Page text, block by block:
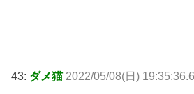
43: ダメ猫 2022/05/08(日)